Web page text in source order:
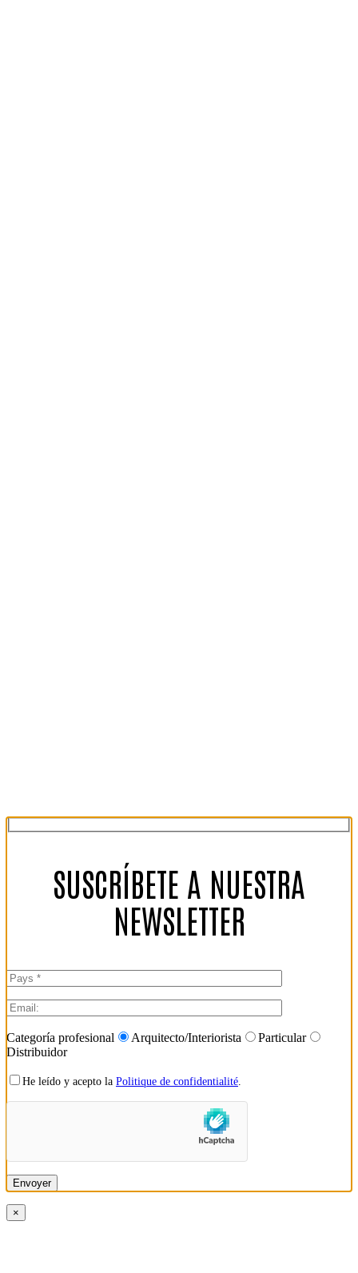
SUSCRÍBETE A NUESTRA
NEWSLETTER
Categoría profesional Arquitecto/Interiorista
Particular
Distribuidor
He leído y acepto la Politique de confidentialité.
×